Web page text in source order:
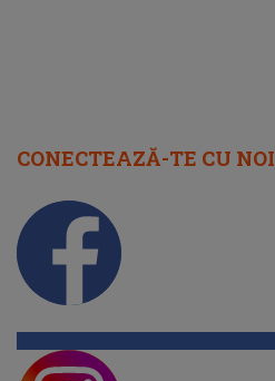
CONECTEAZĂ-TE CU NOI